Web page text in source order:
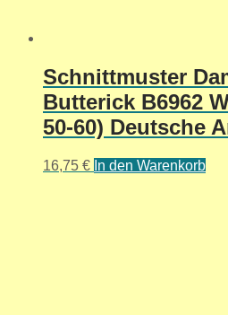
Schnittmuster
Butterick B6962
50-60) Deutsche
16,75 € In den Warenkorb